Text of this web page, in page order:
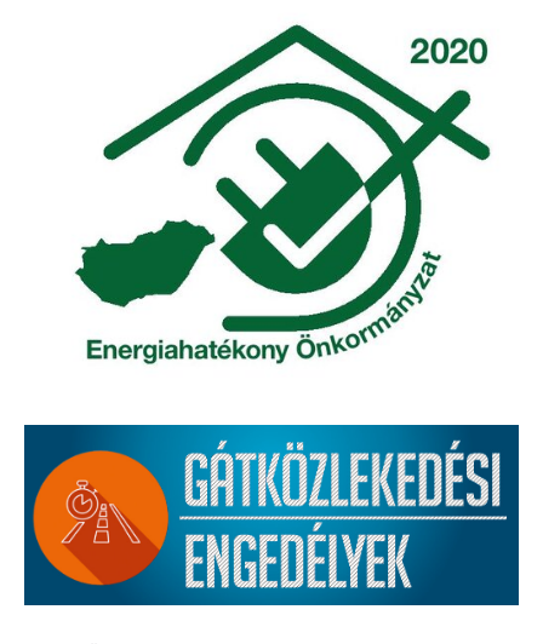
ÖNKORMÁNYZAT
Képviselő-testület
Képviselő-testületi ülések
Bizottságok
Bizottsági ülések
A helyi választási bizottság
A helyi választási bizottság határozatai
Roma Nemzetiségi Önkormányzat
Roma Nemzetiségi Önkormányzat ülések
Rendeletek